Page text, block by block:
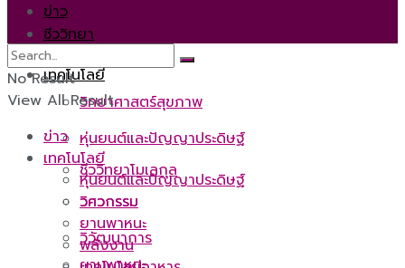
ชีววิทยา
วิทยาศาสตร์สุขภาพ
ชีววิทยาโมเลกุล
วิวัฒนาการ
ข่าว
เทคโนโลยี
หุ่นยนต์และปัญญาประดิษฐ์
วิศวกรรม
No Result
View All Result
ข่าว
เทคโนโลยี
หุ่นยนต์และปัญญาประดิษฐ์
วิศวกรรม
ยานพาหนะ
พลังงาน